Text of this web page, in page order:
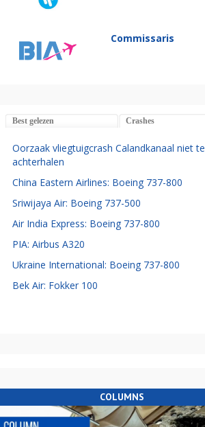
Commissaris
Best gelezen Crashes
Oorzaak vliegtuigcrash Calandkanaal niet te
achterhalen
China Eastern Airlines: Boeing 737-800
Sriwijaya Air: Boeing 737-500
Air India Express: Boeing 737-800
PIA: Airbus A320
Ukraine International: Boeing 737-800
Bek Air: Fokker 100
COLUMNS